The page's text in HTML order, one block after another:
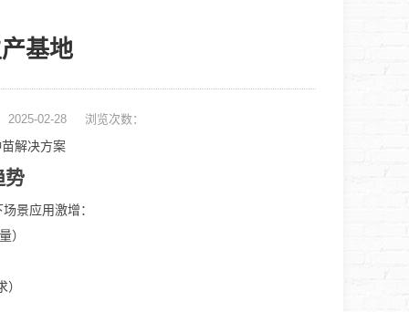
基地
2025-02-28 浏览次数：
解决方案
势
景应用激增：
）